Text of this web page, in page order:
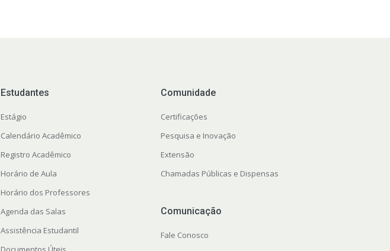
Estudantes
Estágio
Calendário Acadêmico
Registro Acadêmico
Horário de Aula
Horário dos Professores
Agenda das Salas
Assistência Estudantil
Comunidade
Certificações
Pesquisa e Inovação
Extensão
Chamadas Públicas e Dispensas
Comunicação
Fale Conosco